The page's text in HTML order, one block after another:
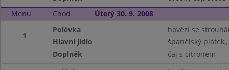
Menu
Chod Úterý 30. 9. 2008
1
Polévka
hovězí se
Hlavní jídlo
španělský
Doplněk
čaj s citronem